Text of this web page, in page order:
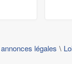
légales